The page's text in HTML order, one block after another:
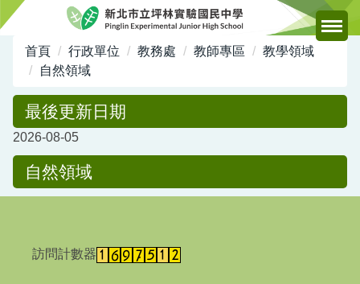
跳
區
首頁 行政單位 教務處 教師專區
教學領域
自然領域
最後更新日期
2026-08-05
自然領域
訪問計數器